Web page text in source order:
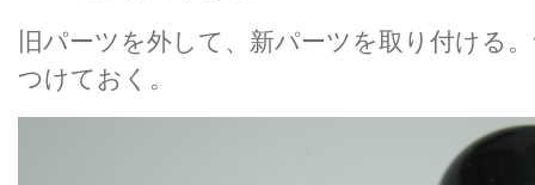
旧パーツを外して、新パーツを取り付ける
つけておく。